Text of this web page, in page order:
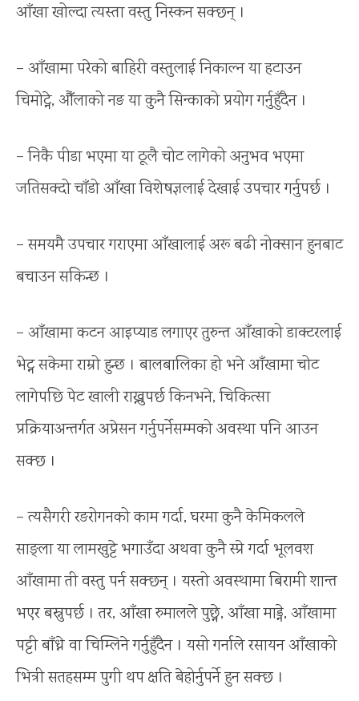
आँखा खोल्दा त्यस्ता वस्तु निस्कन सक्छन् ।
– आँखामा परेको बाहिरी वस्तुलाई निकाल्न या हटाउन
चिमोट्ने, औँलाको नङ या कुनै सिन्काको प्रयोग गर्नुहुँदैन ।
– निकै पीडा भएमा या ठूलै चोट लागेको अनुभव भएमा
जतिसक्दो चाँडो आँखा विशेषज्ञलाई देखाई उपचार गर्नुपर्छ ।
– समयमै उपचार गराएमा आँखालाई अरू बढी नोक्सान हुनबाट
बचाउन सकिन्छ ।
– आँखामा कटन आइप्याड लगाएर तुरुन्त आँखाको डाक्टरलाई
भेट्न सकेमा राम्रो हुन्छ । बालबालिका हो भने आँखामा चोट
लागेपछि पेट खाली राख्नुपर्छ किनभने, चिकित्सा
प्रक्रियाअन्तर्गत अप्रेसन गर्नुपर्नेसम्मको अवस्था पनि आउन
सक्छ ।
– त्यसैगरी रङरोगनको काम गर्दा, घरमा कुनै केमिकलले
साङ्ला या लामखुट्टे भगाउँदा अथवा कुनै स्प्रे गर्दा भूलवश
आँखामा ती वस्तु पर्न सक्छन् । यस्तो अवस्थामा बिरामी शान्त
भएर बस्नुपर्छ । तर, आँखा रुमालले पुछ्ने, आँखा माड्ने, आँखामा
पट्टी बाँध्ने वा चिम्लिने गर्नुहुँदैन । यसो गर्नाले रसायन आँखाको
भित्री सतहसम्म पुगी थप क्षति बेहोर्नुपर्ने हुन सक्छ ।